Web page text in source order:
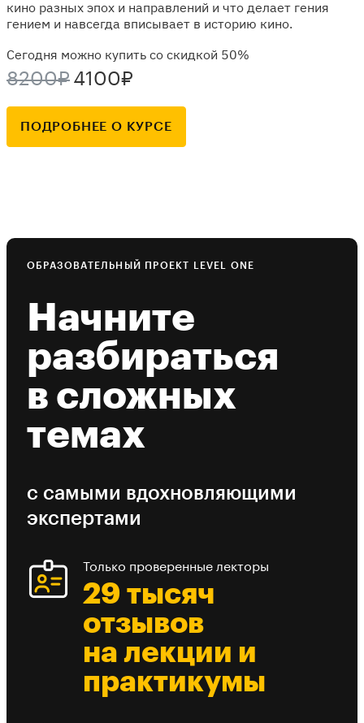
кино разных эпох и направлений и что делает гения
гением и навсегда вписывает в историю кино.
Сегодня можно купить со скидкой 50%
8200₽ 4100₽
ПОДРОБНЕЕ О КУРСЕ
ОБРАЗОВАТЕЛЬНЫЙ ПРОЕКТ LEVEL ONE
Начните
разбираться
в сложных
темах
с самыми вдохновляющими
экспертами
Только проверенные лекторы
29 тысяч
отзывов
на лекции и
практикумы